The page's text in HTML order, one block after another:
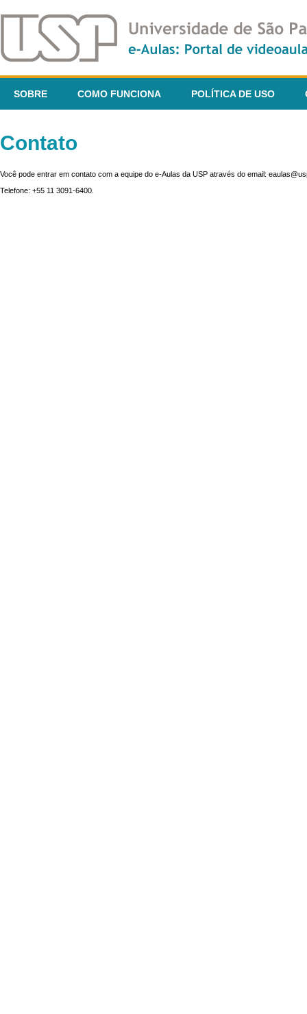
SOBRE COMO FUNCIONA POLÍTICA DE USO
Contato
Você pode entrar em contato com a equipe do e-Aulas da USP através do email:
Telefone: +55 11 3091-6400.